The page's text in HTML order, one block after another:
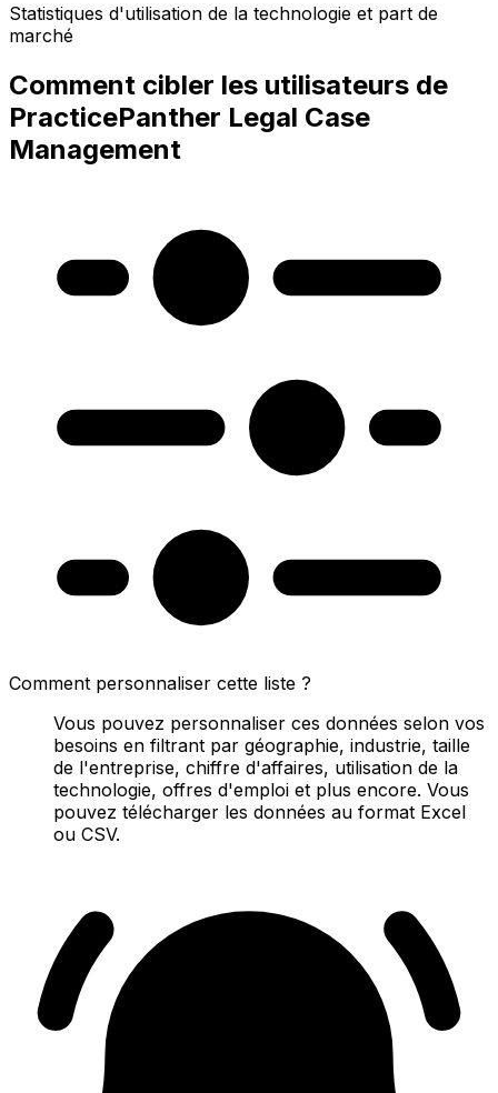
Statistiques d'utilisation de la technologie et part de
marché
Comment cibler les utilisateurs de
PracticePanther Legal Case
Management
Comment personnaliser cette liste ?
Vous pouvez personnaliser ces données selon vos
besoins en filtrant par géographie, industrie, taille
de l'entreprise, chiffre d'affaires, utilisation de la
technologie, offres d'emploi et plus encore. Vous
pouvez télécharger les données au format Excel
ou CSV.